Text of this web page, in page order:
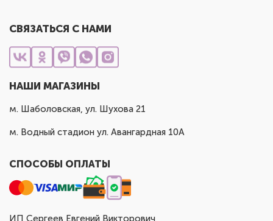
СВЯЗАТЬСЯ С НАМИ
НАШИ МАГАЗИНЫ
м. Шаболовская, ул. Шухова 21
м. Водный стадион ул. Авангардная 10А
СПОСОБЫ ОПЛАТЫ
ИП Сергеев Евгений Викторович